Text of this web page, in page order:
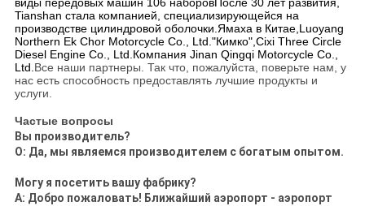
виды передовых машин 106 наборовПосле 30 лет развития,
Tianshan стала компанией, специализирующейся на
производстве цилиндровой оболочки.Ямаха в Китае,Luoyang
Northern Ek Chor Motorcycle Co., Ltd."Кимко",Cixi Three Circle
Diesel Engine Co., Ltd.Компания Jinan Qingqi Motorcycle Co.,
Ltd.Все наши партнеры. Так что, пожалуйста, поверьте нам, у
нас есть способность предоставлять лучшие продукты и
услуги.
Частые вопросы
Вы производитель?
О: Да, мы являемся производителем с богатым опытом.
Могу я посетить вашу фабрику?
А: Добро пожаловать! Ближайший аэропорт - аэропорт